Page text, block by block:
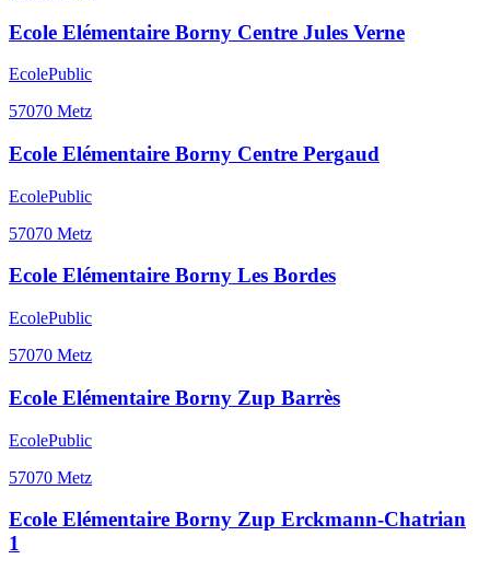
Ecole Elémentaire Borny Centre Jules Verne
EcolePublic
57070 Metz
Ecole Elémentaire Borny Centre Pergaud
EcolePublic
57070 Metz
Ecole Elémentaire Borny Les Bordes
EcolePublic
57070 Metz
Ecole Elémentaire Borny Zup Barrès
EcolePublic
57070 Metz
Ecole Elémentaire Borny Zup Erckmann-Chatrian
1